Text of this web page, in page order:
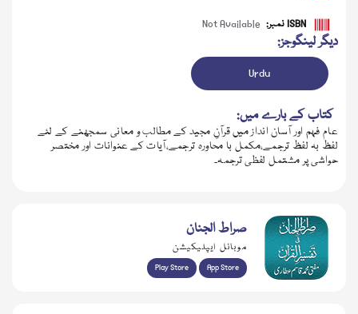
ڈاؤن لوڈ کریں
ISBN نمبر: Not Available
دیگر لینگوجز:
Urdu
کتاب کے بارے میں:
عام فہم اور آسان انداز میں قرآنِ مجید کے مطالب و معانی سمجھنے کے لئے
لفظ بہ لفظ ترجمے،مکمل با محاورہ ترجمے،آیات کے عنوانات اور مختصر
حواشی پر مشتمل لفظی ترجمہ۔
صراط الجنان
موبائل ایپلیکیشن
Play Store App Store